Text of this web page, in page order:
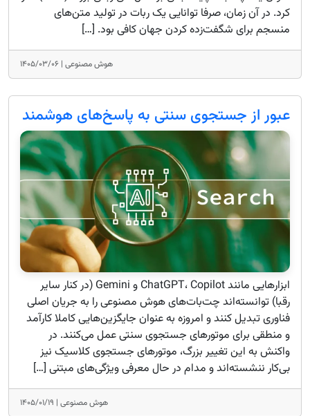
کرد. در آن زمان، صرفا توانایی یک ربات در تولید متن‌های
منسجم برای شگفت‌زده کردن جهان کافی بود. […]
هوش مصنوعی | ۱۴۰۵/۰۳/۰۶
عبور از جستجوی سنتی به پاسخ‌های هوشمند
ابزارهایی مانند ChatGPT، Copilot و Gemini (در کنار سایر
رقبا) توانسته‌اند چت‌بات‌های هوش مصنوعی را به جریان اصلی
فناوری تبدیل کنند و امروزه به عنوان جایگزین‌هایی کاملا کارآمد
و منطقی برای موتورهای جستجوی سنتی عمل می‌کنند. در
واکنش به این تغییر بزرگ، موتورهای جستجوی کلاسیک نیز
بی‌کار ننشسته‌اند و مدام در حال معرفی ویژگی‌های مبتنی […]
هوش مصنوعی | ۱۴۰۵/۰۱/۱۹